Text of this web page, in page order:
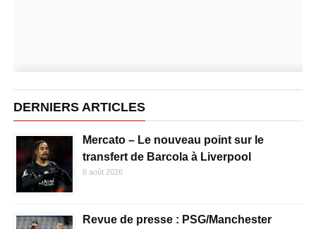
DERNIERS ARTICLES
Mercato – Le nouveau point sur le
transfert de Barcola à Liverpool
8 août 2026
Revue de presse : PSG/Manchester